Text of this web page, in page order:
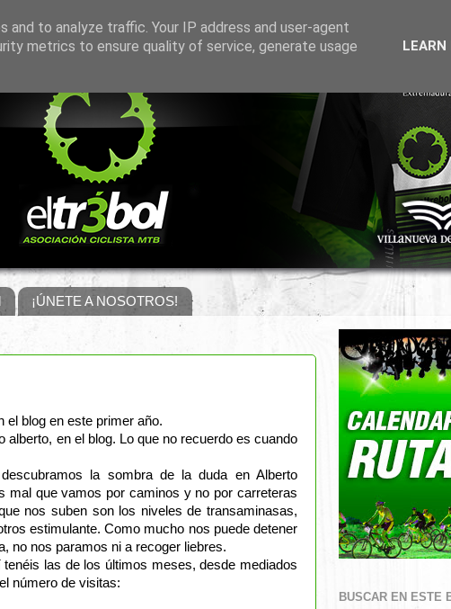
¡ÚNETE A NOSOTROS!
el blog en este primer año.
en el blog. Lo que no recuerdo es cuando
la sombra de la duda en Alberto
mal que vamos por caminos y no por carreteras
nos suben son los niveles de transaminasas,
estimulante. Como mucho nos puede detener
no nos paramos ni a recoger liebres.
las de los últimos meses, desde mediados
número de visitas:
BUSCAR EN ESTE
to analyze traffic. Your IP address and user-agent
metrics to ensure quality of service, generate usage
LEARN